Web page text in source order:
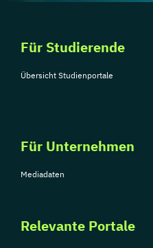
Für Studierende
Übersicht Studienportale
Für Unternehmen
Mediadaten
Relevante Portale